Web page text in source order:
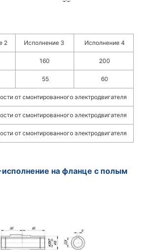
2 Исполнение 3 Исполнение 4
160 200
55 60
от смонтированного электродвигателя
от смонтированного электродвигателя
от смонтированного электродвигателя
на фланце с полым